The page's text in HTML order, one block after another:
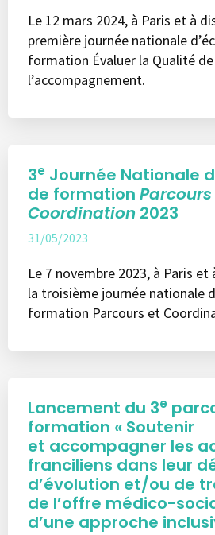
Le 12 mars 2024, à Paris et à
première journée nationale
formation Évaluer la Qualité de
l’accompagnement.
3e Journée Nationale
de formation
Coordination 2023
31/05/2023
Le 7 novembre 2023, à Paris
la troisième journée nationale
formation Parcours et
Lancement du 3e
formation « Soutenir
et accompagner les
franciliens dans leur
d’évolution et/ou de
de l’offre médico-
d’une approche